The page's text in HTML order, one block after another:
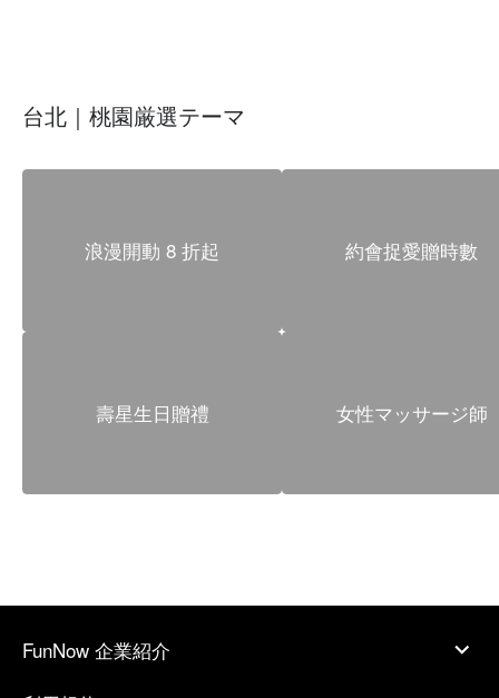
台北｜桃園厳選テーマ
浪漫開動 8 折起
壽星生日贈禮
約會捉愛贈時數
女性マッサージ師
FunNow 企業紹介